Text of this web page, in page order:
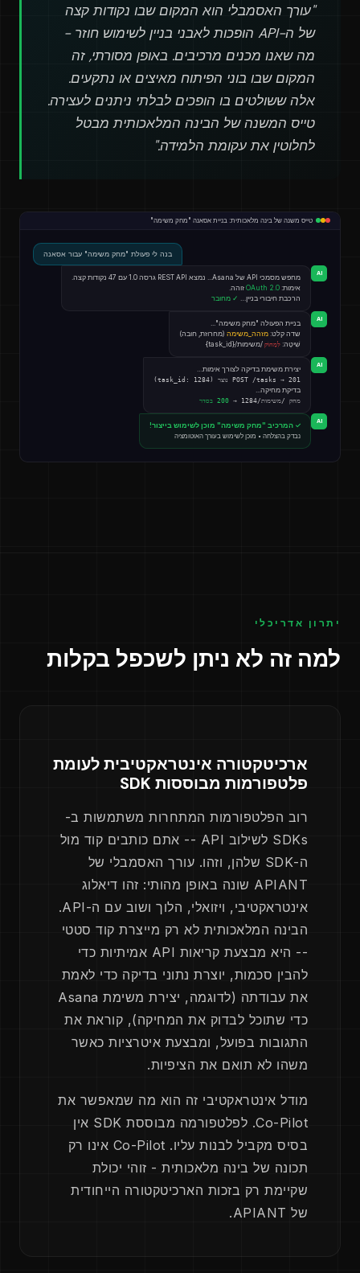
"עורך האסמבלי הוא המקום שבו נקודות קצה
של ה-API הופכות לאבני בניין לשימוש חוזר -
מה שאנו מכנים מרכיבים. באופן מסורתי, זה
המקום שבו בוני הפיתוח מאיצים או נתקעים.
אלה ששולטים בו הופכים לבלתי ניתנים לעצירה.
טייס המשנה של הבינה המלאכותית מבטל
לחלוטין את עקומת הלמידה."
טייס משנה של בינה מלאכותית: בניית אסאנה "מחק משימה"
בנה לי פעולת "מחק משימה" עבור אסאנה
AI
מחפש מסמכי API של Asana... נמצא REST API גרסה 1.0 עם 47 נקודות קצה.
אימות: OAuth 2.0 זוהה.
הרכבת חיבורי בניין…
✓ מחובר
AI
בניית הפעולה "מחק משימה"...
שדה קלט: מזהה_משימה (מחרוזת, חובה)
שִׁיטָה: לִמְחוֹק /משימות/{task_id}
AI
יצירת משימת בדיקה לצורך אימות…
POST /tasks → 201 נוצר (task_id: 1284)
בדיקת מחיקה...
מחק /משימות/1284 → 200 בסדר
AI
✓ המרכיב "מחק משימה" מוכן לשימוש בייצור!
נבדק בהצלחה • מוכן לשימוש בעורך האוטומציה
יתרון אדריכלי
למה זה לא ניתן לשכפל בקלות
ארכיטקטורה אינטראקטיבית לעומת
פלטפורמות מבוססות SDK
רוב הפלטפורמות המתחרות משתמשות ב-
SDKs לשילוב API -- אתם כותבים קוד מול
ה-SDK שלהן, וזהו. עורך האסמבלי של
APIANT שונה באופן מהותי: זהו דיאלוג
אינטראקטיבי, ויזואלי, הלוך ושוב עם ה-API.
הבינה המלאכותית לא רק מייצרת קוד סטטי
-- היא מבצעת קריאות API אמיתיות כדי
להבין סכמות, יוצרת נתוני בדיקה כדי לאמת
את עבודתה (לדוגמה, יצירת משימת Asana
כדי שתוכל לבדוק את המחיקה), קוראת את
התגובות בפועל, ומבצעת איטרציות כאשר
משהו לא תואם את הציפיות.
מודל אינטראקטיבי זה הוא מה שמאפשר את
Co-Pilot. לפלטפורמה מבוססת SDK אין
בסיס מקביל לבנות עליו. Co-Pilot אינו רק
תכונה של בינה מלאכותית - זוהי יכולת
שקיימת רק בזכות הארכיטקטורה הייחודית
של APIANT.